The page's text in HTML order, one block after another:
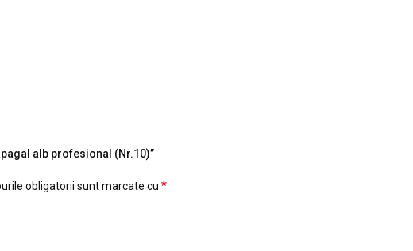
alb profesional (Nr.10)”
obligatorii sunt marcate cu *